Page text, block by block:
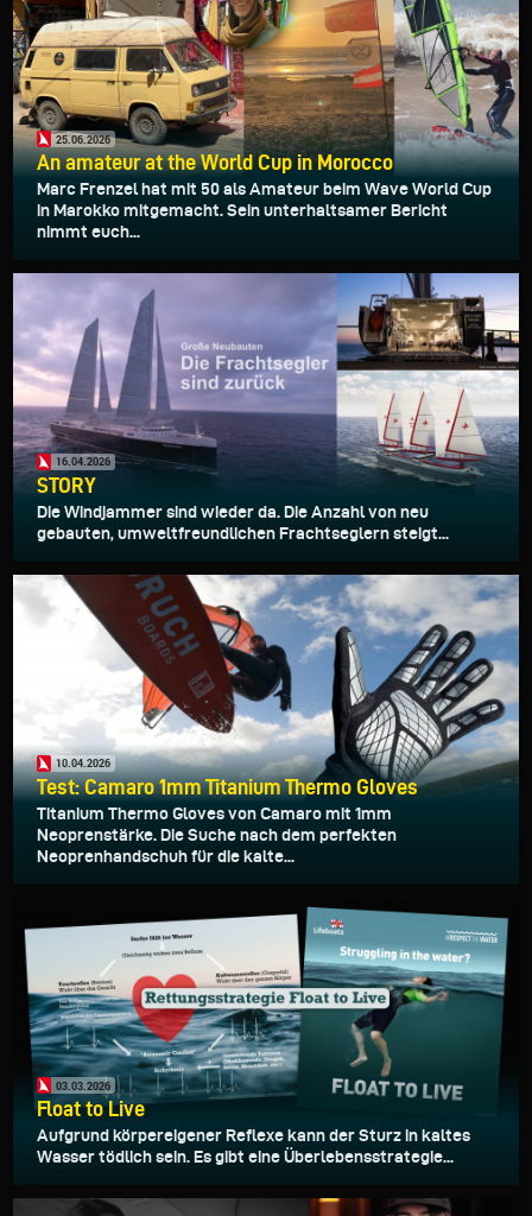
25.06.2026
An amateur at the World Cup in Morocco
Marc Frenzel hat mit 50 als Amateur beim Wave World Cup
in Marokko mitgemacht. Sein unterhaltsamer Bericht
nimmt euch...
16.04.2026
STORY
Die Windjammer sind wieder da. Die Anzahl von neu
gebauten, umweltfreundlichen Frachtseglern steigt...
10.04.2026
Test: Camaro 1mm Titanium Thermo Gloves
Titanium Thermo Gloves von Camaro mit 1mm
Neoprenstärke. Die Suche nach dem perfekten
Neoprenhandschuh für die kalte...
03.03.2026
Float to Live
Aufgrund körpereigener Reflexe kann der Sturz in kaltes
Wasser tödlich sein. Es gibt eine Überlebensstrategie...